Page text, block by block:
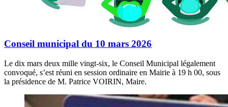
Conseil municipal du 10 mars 2026
Le dix mars deux mille vingt-six, le Conseil Municipal légalement
convoqué, s’est réuni en session ordinaire en Mairie à 19 h 00, sous
la présidence de M. Patrice VOIRIN, Maire.